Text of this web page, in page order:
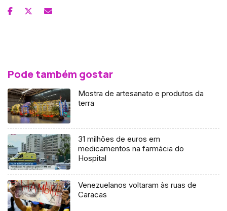
Pode também gostar
Mostra de artesanato e produtos da
terra
31 milhões de euros em
medicamentos na farmácia do
Hospital
Venezuelanos voltaram às ruas de
Caracas